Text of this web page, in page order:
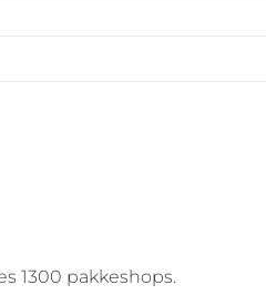
1300 pakkeshops.